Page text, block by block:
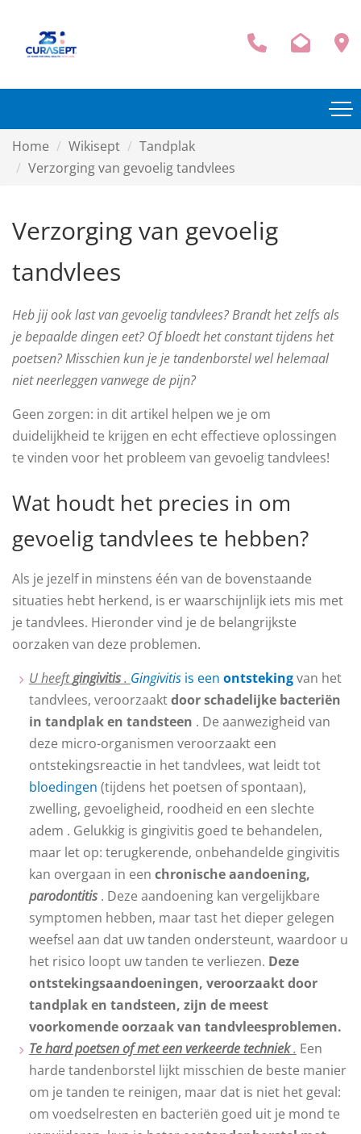
Home Wikisept
Tandplak
Verzorging van gevoelig tandvlees
Verzorging van gevoelig
tandvlees
Heb jij ook last van gevoelig tandvlees? Brandt het zelfs als
je bepaalde dingen eet? Of bloedt het constant tijdens het
poetsen? Misschien kun je je tandenborstel wel helemaal
niet neerleggen vanwege de pijn?
Geen zorgen: in dit artikel helpen we je om
duidelijkheid te krijgen en echt effectieve oplossingen
te vinden voor het probleem van gevoelig tandvlees!
Wat houdt het precies in om
gevoelig tandvlees te hebben?
Als je jezelf in minstens één van de bovenstaande
situaties hebt herkend, is er waarschijnlijk iets mis met
je tandvlees. Hieronder vind je de belangrijkste
oorzaken van deze problemen.
U heeftgingivitis. Gingivitisis een ontstekingvan het
tandvlees, veroorzaaktdoor schadelijke bacteriën
in tandplak en tandsteen . De aanwezigheid van
deze micro-organismen veroorzaakt een
ontstekingsreactie in het tandvlees, wat leidt tot
bloedingen (tijdens het poetsen of spontaan),
zwelling, gevoeligheid, roodheid en een slechte
adem . Gelukkig is gingivitis goed te behandelen,
maar let op: terugkerende, onbehandelde gingivitis
kan overgaan in een chronische aandoening,
parodontitis. Deze aandoening kan vergelijkbare
symptomen hebben, maar tast het dieper gelegen
weefsel aan dat uw tanden ondersteunt, waardoor u
het risico loopt uw ​​tanden te verliezen. Deze
ontstekingsaandoeningen, veroorzaakt door
tandplak en tandsteen, zijn de meest
voorkomende oorzaak van tandvleesproblemen.
Te hard poetsen of met een verkeerde techniek. Een
harde tandenborstel lijkt misschien de beste manier
om je tanden te reinigen, maar dat is niet het geval:
om voedselresten en bacteriën goed uit je mond te